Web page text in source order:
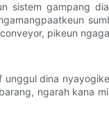
sistem gampang
pikeun
dina
ngarah kana